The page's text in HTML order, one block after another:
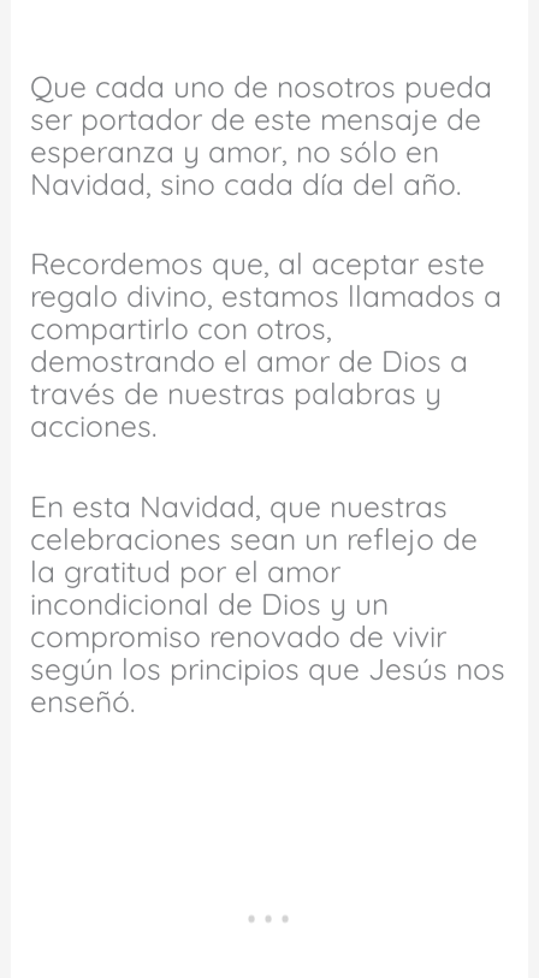
Que cada uno de nosotros pueda
ser portador de este mensaje de
esperanza y amor, no sólo en
Navidad, sino cada día del año.
Recordemos que, al aceptar este
regalo divino, estamos llamados a
compartirlo con otros,
demostrando el amor de Dios a
través de nuestras palabras y
acciones.
En esta Navidad, que nuestras
celebraciones sean un reflejo de
la gratitud por el amor
incondicional de Dios y un
compromiso renovado de vivir
según los principios que Jesús nos
enseñó.